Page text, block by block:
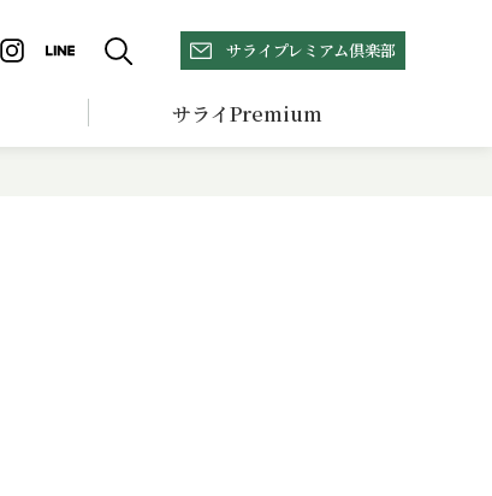
サライプレミアム倶楽部
サライPremium